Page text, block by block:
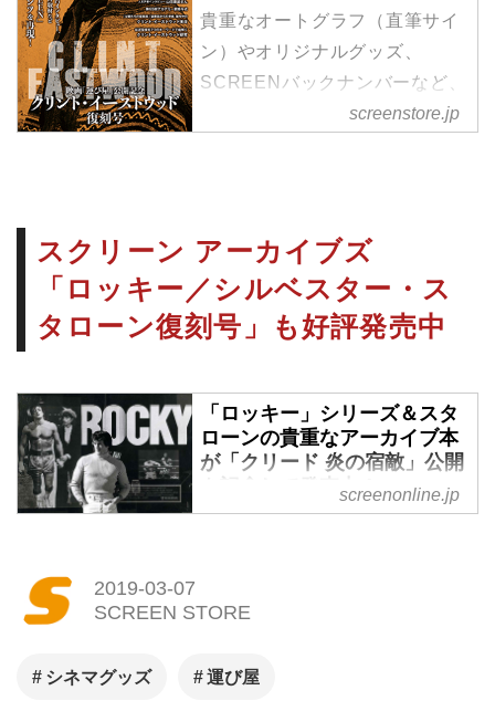
貴重なオートグラフ（直筆サイ
ン）やオリジナルグッズ、
SCREENバックナンバーなど、
シネマグッズはSCREEN
screenstore.jp
スクリーン アーカイブズ
「ロッキー／シルベスター・ス
タローン復刻号」も好評発売中
「ロッキー」シリーズ＆スタ
ローンの貴重なアーカイブ本
が「クリード 炎の宿敵」公開
を記念して発売中！
まで追いかけてきた映画雑誌
炎の宿敵」の公開（1/11）を記
screenonline.jp
2019-03-07
SCREEN STORE
シネマグッズ 運び屋